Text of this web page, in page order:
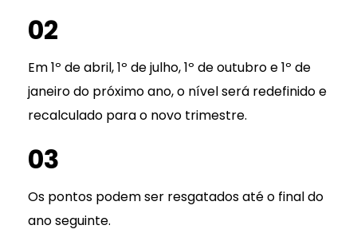
02
Em 1º de abril, 1º de julho, 1º de outubro e 1º de
janeiro do próximo ano, o nível será redefinido e
recalculado para o novo trimestre.
03
Os pontos podem ser resgatados até o final do
ano seguinte.